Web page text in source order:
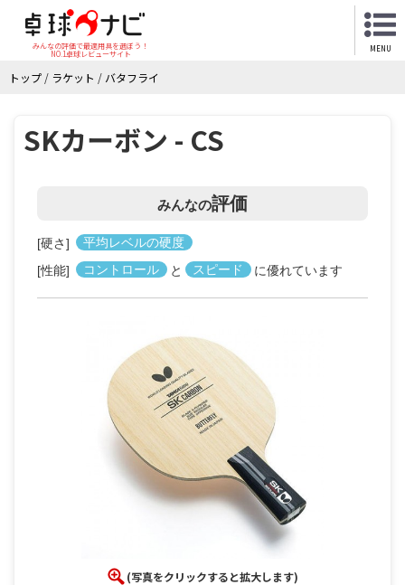
みんなの評価で最適用具を選ぼう！
NO.1卓球レビューサイト
MENU
トップ / ラケット / バタフライ
SKカーボン - CS
みんなの評価
[硬さ]
平均レベルの硬度
[性能]
コントロール と スピード に優れています
(写真をクリックすると拡大します)